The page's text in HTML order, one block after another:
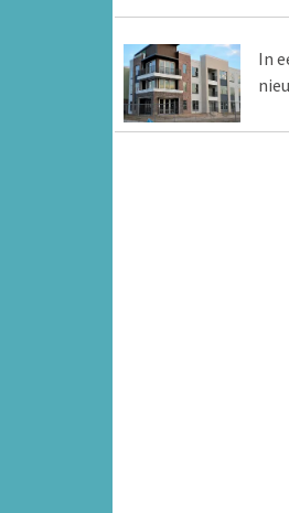
In